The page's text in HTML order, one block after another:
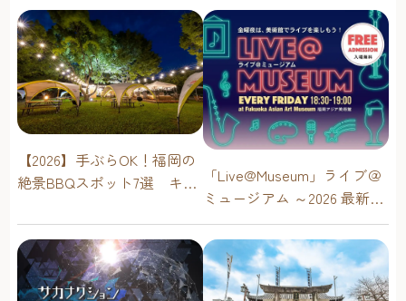
【2026】手ぶらOK！福岡の
絶景BBQスポット7選 キャ
に楽しむ
「Live@Museum」ライブ＠
ミュージアム ～2026 最新イ
ベントスケジュール！【福
岡アジア美術館】